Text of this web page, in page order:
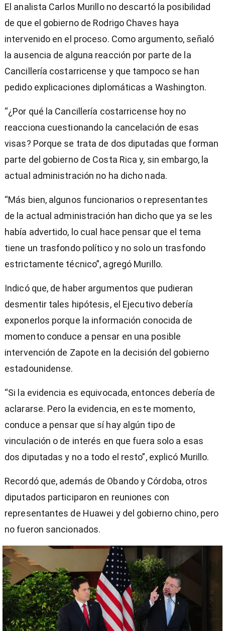
El analista Carlos Murillo no descartó la posibilidad
de que el gobierno de Rodrigo Chaves haya
intervenido en el proceso. Como argumento, señaló
la ausencia de alguna reacción por parte de la
Cancillería costarricense y que tampoco se han
pedido explicaciones diplomáticas a Washington.
“¿Por qué la Cancillería costarricense hoy no
reacciona cuestionando la cancelación de esas
visas? Porque se trata de dos diputadas que forman
parte del gobierno de Costa Rica y, sin embargo, la
actual administración no ha dicho nada.
“Más bien, algunos funcionarios o representantes
de la actual administración han dicho que ya se les
había advertido, lo cual hace pensar que el tema
tiene un trasfondo político y no solo un trasfondo
estrictamente técnico”, agregó Murillo.
Indicó que, de haber argumentos que pudieran
desmentir tales hipótesis, el Ejecutivo debería
exponerlos porque la información conocida de
momento conduce a pensar en una posible
intervención de Zapote en la decisión del gobierno
estadounidense.
“Si la evidencia es equivocada, entonces debería de
aclararse. Pero la evidencia, en este momento,
conduce a pensar que sí hay algún tipo de
vinculación o de interés en que fuera solo a esas
dos diputadas y no a todo el resto”, explicó Murillo.
Recordó que, además de Obando y Córdoba, otros
diputados participaron en reuniones con
representantes de Huawei y del gobierno chino, pero
no fueron sancionados.